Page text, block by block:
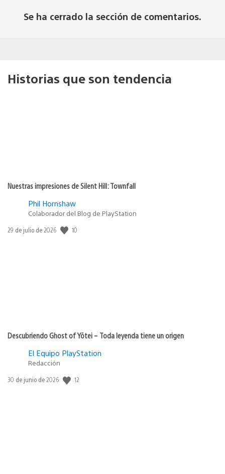
Se ha cerrado la sección de comentarios.
Historias que son tendencia
Nuestras impresiones de Silent Hill: Townfall
Phil Hornshaw
Colaborador del Blog de PlayStation
Fecha
29 de julio de 2026 10
Descubriendo Ghost of Yōtei – Toda leyenda tiene un origen
El Equipo PlayStation
Redacción
Fecha
30 de junio de 2026 12